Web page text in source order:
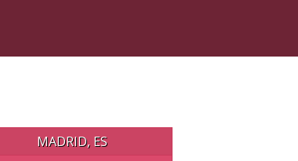
MADRID, ES